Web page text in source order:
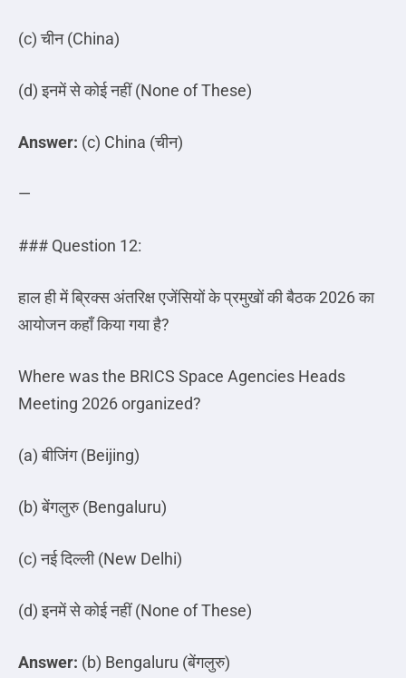
(c)चीन(China)
(d)इनमेंसेकोईनहीं(None of These)
Answer: (c) China (चीन)
—
### Question 12:
हाल ही में ब्रिक्स अंतरिक्ष एजेंसियों के प्रमुखों की बैठक2026का
आयोजन कहाँ किया गया है?
Where was the BRICS Space Agencies Heads
Meeting 2026 organized?
(a)बीजिंग(Beijing)
(b)बेंगलुरु(Bengaluru)
(c)नईदिल्ली(New Delhi)
(d)इनमेंसेकोईनहीं(None of These)
Answer: (b) Bengaluru (बेंगलुरु)